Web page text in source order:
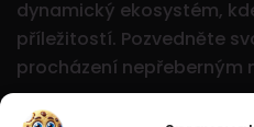
dynamický ekosystém,
příležitostí. Pozvedněte
procházení nepřeberným